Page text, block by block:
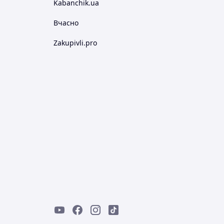
Kabanchik.ua
Вчасно
Zakupivli.pro